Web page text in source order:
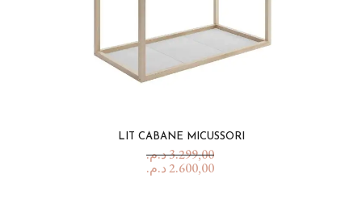
LIT CABANE MICUSSORI
3.299,00د.م.
2.600,00د.م.